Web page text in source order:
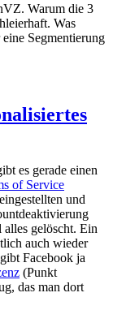
Warum die 3
Was
Segmentierung
es gerade einen
of Service
und
gelöscht. Ein
auch wieder
Facebook ja
(Punkt
das man dort